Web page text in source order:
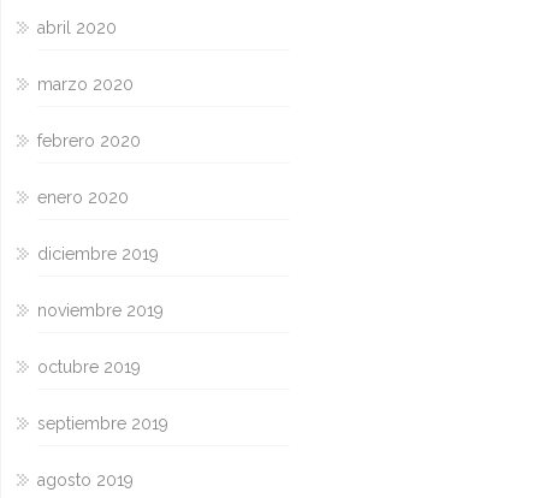
abril 2020
marzo 2020
febrero 2020
enero 2020
diciembre 2019
noviembre 2019
octubre 2019
septiembre 2019
agosto 2019